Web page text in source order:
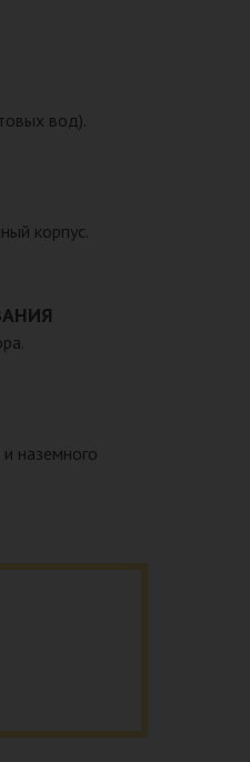
к
4.
месте в
продукции,
вод).
корпус.
наземного